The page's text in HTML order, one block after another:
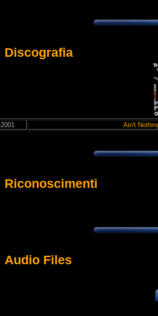
Discografia
2001 Ain't
Riconoscimenti
Audio Files